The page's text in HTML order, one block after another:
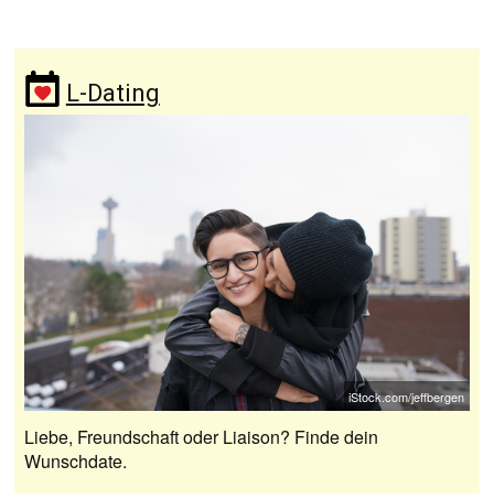
L-Dating
iStock.com/jeffbergen
Liebe, Freundschaft oder Liaison? Finde dein
Wunschdate.